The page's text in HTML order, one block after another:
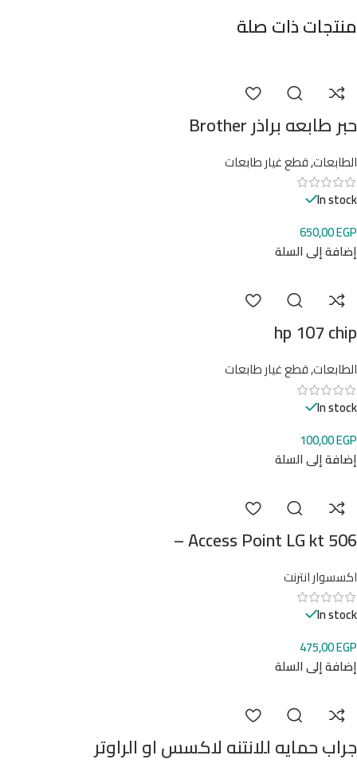
منتجات ذات صلة
حبر طابعه براذر Brother
الطابعات,قطع غيار طابعات
In stock
650,00EGP
إضافة إلى السلة
hp 107 chip
الطابعات,قطع غيار طابعات
In stock
100,00EGP
إضافة إلى السلة
Access Point LG kt 506 –
اكسسوار انترنت
In stock
475,00EGP
إضافة إلى السلة
جراب حمايه للانتنه لاكسس او الراوتر